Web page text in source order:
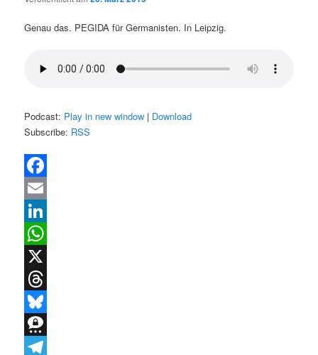
Genau das. PEGIDA für Germanisten. In Leipzig.
Podcast: Play in new window | Download
Subscribe: RSS
Facebook
Email
LinkedIn
WhatsApp
X
Threads
Bluesky
Threema